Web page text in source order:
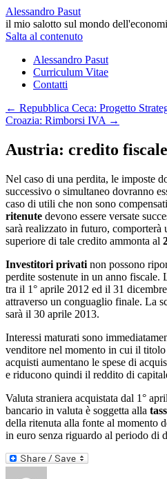
Alessandro Pasut
il mio salotto sul mondo
Salta al contenuto
Alessandro Pasut
Curriculum Vitae
Contatti
← Repubblica Ceca: Progetto
Croazia: Rimborsi IVA →
Austria: credito fiscale
Nel caso di una perdita, le imposte
successivo o simultaneo dovranno
caso di utili che non sono
ritenute devono essere versate
sarà realizzato in futuro, comporterà
superiore di tale credito ammonta al
Investitori privati non possono
perdite sostenute in un anno fiscale.
tra il 1° aprile 2012 ed il 31
attraverso un conguaglio finale. La
sarà il 30 aprile 2013.
Interessi maturati sono
venditore nel momento in cui il
acquisti aumentano le spese di
e riducono quindi il reddito di
Valuta straniera acquistata dal 1°
bancario in valuta è soggetta alla
della ritenuta alla fonte al momento
in euro senza riguardo al periodo di